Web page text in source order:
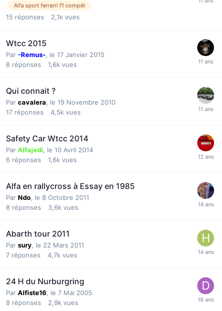
Alfa sport ferrarri f1 compét
15 réponses 2,1k vues
Wtcc 2015
Par -Remus-, le 17 Janvier 2015
8 réponses 1,6k vues
Qui connait ?
Par cavalera, le 19 Novembre 2010
17 réponses 4,5k vues
Safety Car Wtcc 2014
Par Alfajedi, le 10 Avril 2014
6 réponses 1,6k vues
Alfa en rallycross à Essay en 1985
Par Ndo, le 8 Octobre 2011
8 réponses 3,6k vues
Abarth tour 2011
Par sury, le 22 Mars 2011
7 réponses 4,7k vues
24 H du Nurburgring
Par Alfiste16, le 7 Mai 2005
8 réponses 2,9k vues